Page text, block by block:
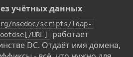
учётных данных​
nsedoc/scripts/ldap-
URL]
работает
DC. Отдаёт имя домена,